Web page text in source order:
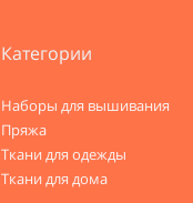
Категории
Наборы для вышивания
Пряжа
Ткани для одежды
Ткани для дома